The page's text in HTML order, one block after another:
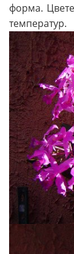
форма.
температур.